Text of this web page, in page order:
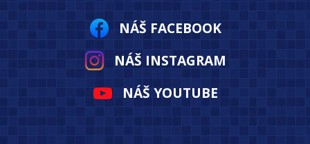
NÁŠ FACEBOOK
NÁŠ INSTAGRAM
NÁŠ YOUTUBE